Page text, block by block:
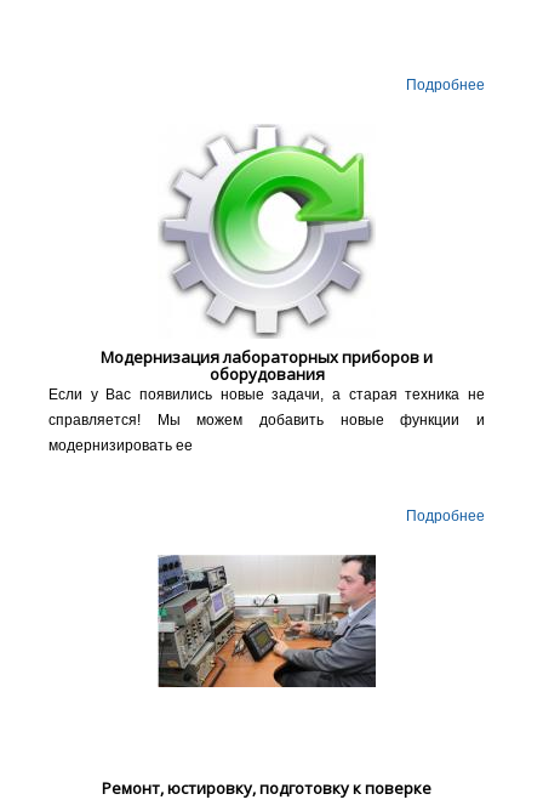
Подробнее
Модернизация лабораторных приборов и
оборудования
Если у Вас появились новые задачи, а старая техника не
справляется! Мы можем добавить новые функции и
модернизировать ее
Подробнее
Ремонт, юстировку, подготовку к поверке